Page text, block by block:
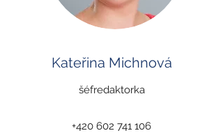
Kateřina Michnová
šéfredaktorka
+420 602 741 106